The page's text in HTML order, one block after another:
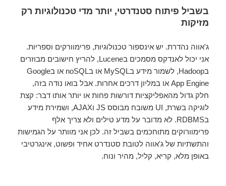
בשביל פיתוח סטנדרטי, יותר מדי טכנולוגיות רק
מזיקות
ג'אווה נהדרת. יש אינספור טכנולוגיות, פרימוורקים וספריות.
אני יכול לאנדקס מסמכים בLucene, להריץ חישובים מבוזרים
בHadoop, לשמור מידע בMySQL או בnoSQL או בGoogle
App Engine או במליון דרכים אחרות. אבל בואו נודה בזה,
חלק גדול מהאפליקציות דורשות פחות או יותר אותו דבר: קצת
לוגיקה בשרת, UI משובח מבוסס JS וAJAX, ושמירת מידע
בRDBMS. לא מדובר על מדע טילים ולא צריך אלף
פרימוורוקים מתוחכמים בשביל זה. לכן אני מוותר על הגמישות
והתשתיות של ג'אווה לטובת סטנדרט אחיד ופשוט, אינגרטיבי
באופן מלא, קריא, קליל, מהיר ונוח.